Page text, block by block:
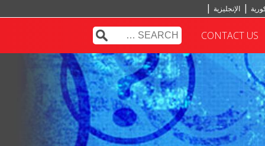
الإنجليزية
CONTACT US